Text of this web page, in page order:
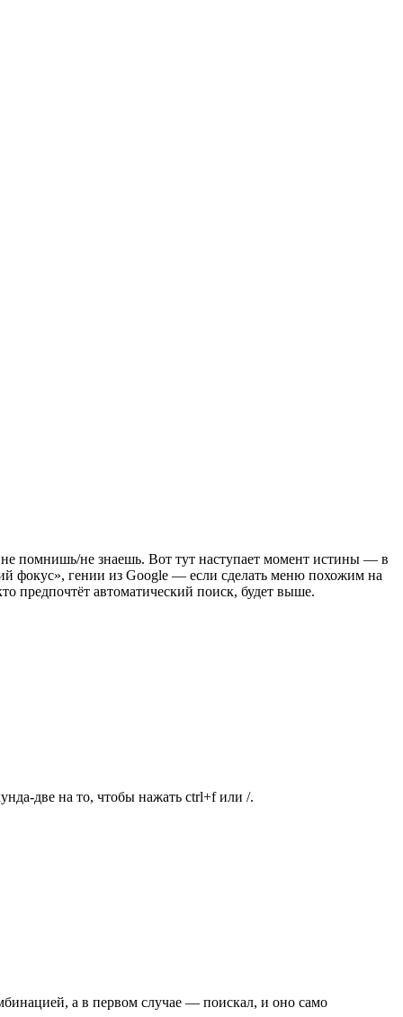
не помнишь/не знаешь. Вот тут наступает момент истины — в
фокус», гении из Google — если сделать меню похожим на
предпочтёт автоматический поиск, будет выше.
две на то, чтобы нажать ctrl+f или /.
а в первом случае — поискал, и оно само